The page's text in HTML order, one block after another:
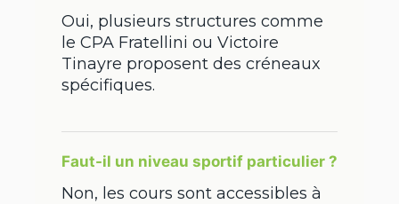
Oui, plusieurs structures comme
le CPA Fratellini ou Victoire
Tinayre proposent des créneaux
spécifiques.
Faut-il un niveau sportif particulier ?
Non, les cours sont accessibles à